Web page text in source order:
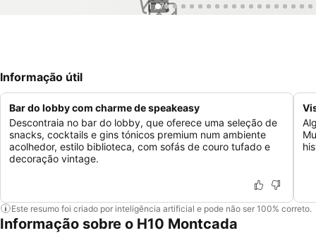
1 / 71
Informação útil
Bar do lobby com charme de speakeasy
Descontraia no bar do lobby, que oferece uma seleção de
snacks, cocktails e gins tónicos premium num ambiente
acolhedor, estilo biblioteca, com sofás de couro tufado e
decoração vintage.
Este resumo foi criado por inteligência artificial e pode não ser 100% correto.
Informação sobre o H10 Montcada